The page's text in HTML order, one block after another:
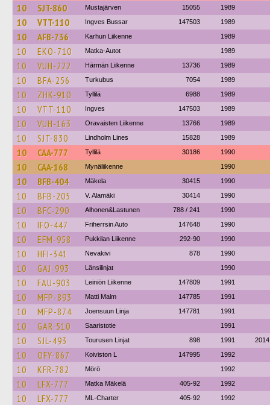
10 SJT-860 Mustajärven 15055 1989
10 VTT-110 Ingves Bussar 147503 1989
10 AFB-736 Karhun Liikenne 1989
10 EKO-710 Matka-Autot 1989
10 VUH-222 Härmän Liikenne 13736 1989
10 BFA-256 Turkubus 7054 1989
10 ZHK-910 Tyllilä 6988 1989
10 VTT-110 Ingves 147503 1989
10 VUH-163 Oravaisten Liikenne 13766 1989
10 SJT-830 Lindholm Lines 15828 1989
10 CAA-777 Tyllilä 30186 1990
10 CAA-168 Mynäliikenne 1990
10 BFB-404 Mäkela 30415 1990
10 BFB-205 V. Alamäki 30414 1990
10 BFC-290 Alhonen&Lastunen 788 / 241 1990
10 IFO-447 Friherrsin Auto 147648 1990
10 EFM-958 Pukkilan Liikenne 292-90 1990
10 HFI-341 Nevakivi 878 1990
10 GAJ-993 Länsilinjat 1990
10 FAU-903 Leiniön Liikenne 147809 1991
10 MFP-893 Matti Malm 147785 1991
10 MFP-874 Joensuun Linja 147781 1991
10 GAR-510 Saaristotie 1991
10 SJL-493 Tourusen Linjat 898 1991 2014
10 OFY-867 Koiviston L 147995 1992
10 KFR-782 Mörö 1992
10 LFX-777 Matka Mäkelä 405-92 1992
10 LFX-777 ML-Charter 405-92 1992